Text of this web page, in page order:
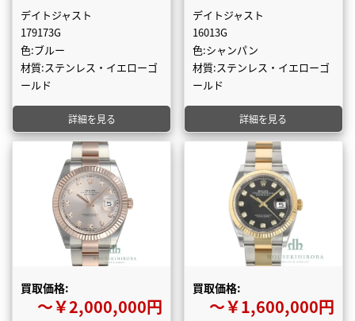
デイトジャスト
179173G
色:ブルー
材質:ステンレス・イエローゴ
ールド
詳細を見る
デイトジャスト
16013G
色:シャンパン
材質:ステンレス・イエローゴ
ールド
詳細を見る
買取価格:
〜￥2,000,000円
買取価格:
〜￥1,600,000円